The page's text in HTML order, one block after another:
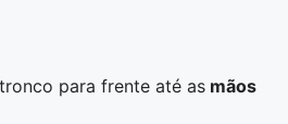
para frente até as mãos